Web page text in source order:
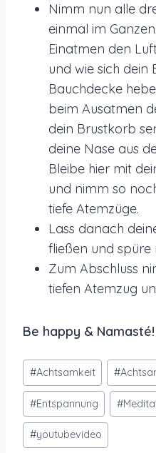
Nimm nun alle
einmal im
Einatmen den
und wie sich dein
Bauchdecke
beim Ausatmen
dein Brustkorb
deine Nase aus
Bleibe hier mit
und nimm so
tiefe Atemzüge.
Lass danach
fließen und spüre
Zum Abschluss
tiefen Atemzug
Be happy &
Schlagworte:
#Achtsamkeit #
#Entspannung #
#youtubevideo